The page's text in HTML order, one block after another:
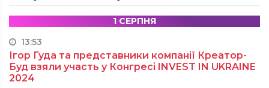
1 СЕРПНЯ
13:53
Ігор Гуда та представники компанії Креатор-
Буд взяли участь у Конгресі INVEST IN UKRAINE
2024